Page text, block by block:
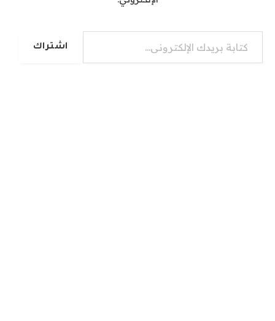
كتابة بريدك الإلكتروني...
اشتراك